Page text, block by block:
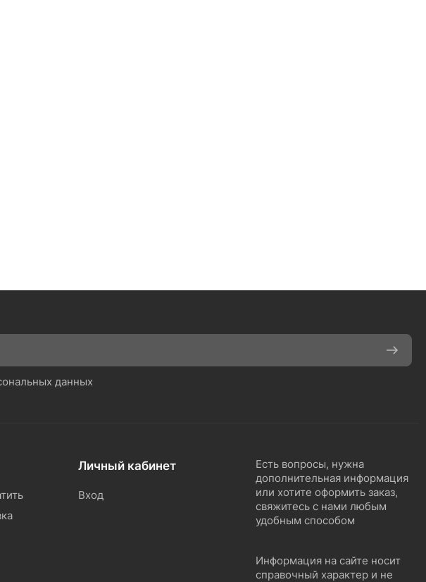
данных
Личный кабинет
Вход
Есть вопросы, нужна
дополнительная информация
или хотите оформить заказ,
свяжитесь с нами любым
удобным способом
Информация на сайте носит
справочный характер и не